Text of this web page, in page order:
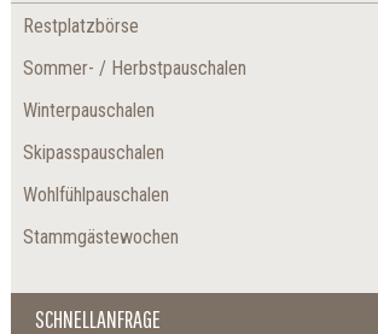
Restplatzbörse
Sommer- / Herbstpauschalen
Winterpauschalen
Skipasspauschalen
Wohlfühlpauschalen
Stammgästewochen
SCHNELLANFRAGE